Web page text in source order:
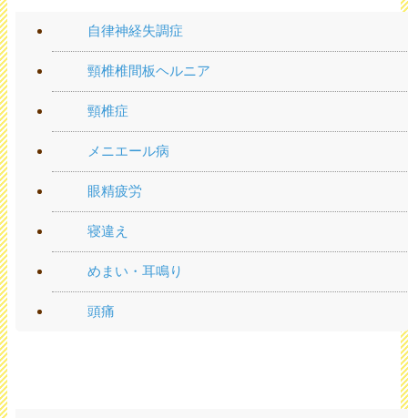
自律神経失調症
頸椎椎間板ヘルニア
頸椎症
メニエール病
眼精疲労
寝違え
めまい・耳鳴り
頭痛